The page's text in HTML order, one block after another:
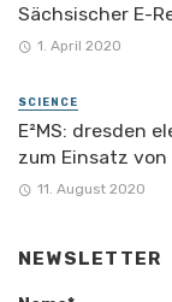
Sächsischer E-
1. April 2020
SCIENCE
E²MS: dresden
zum Einsatz
11. August 2020
NEWSLETTER